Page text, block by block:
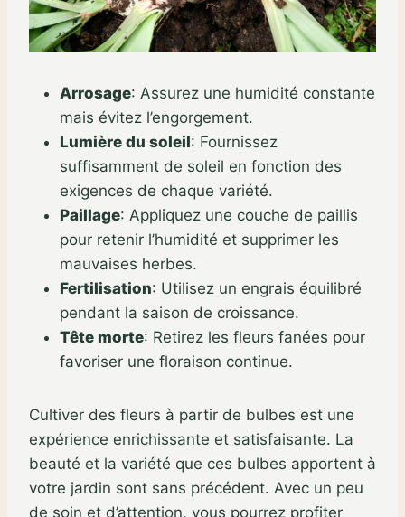
Arrosage: Assurez une humidité constante
mais évitez l’engorgement.
Lumière du soleil: Fournissez
suffisamment de soleil en fonction des
exigences de chaque variété.
Paillage: Appliquez une couche de paillis
pour retenir l’humidité et supprimer les
mauvaises herbes.
Fertilisation: Utilisez un engrais équilibré
pendant la saison de croissance.
Tête morte: Retirez les fleurs fanées pour
favoriser une floraison continue.
Cultiver des fleurs à partir de bulbes est une
expérience enrichissante et satisfaisante. La
beauté et la variété que ces bulbes apportent à
votre jardin sont sans précédent. Avec un peu
de soin et d’attention, vous pourrez profiter